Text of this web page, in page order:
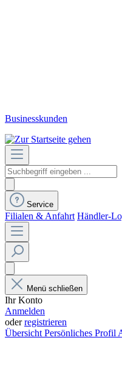
Businesskunden
Service
Filialen & Anfahrt Händler-
Menü schließen
Ihr Konto
Anmelden
oderregistrieren
ÜbersichtPersönliches Profil